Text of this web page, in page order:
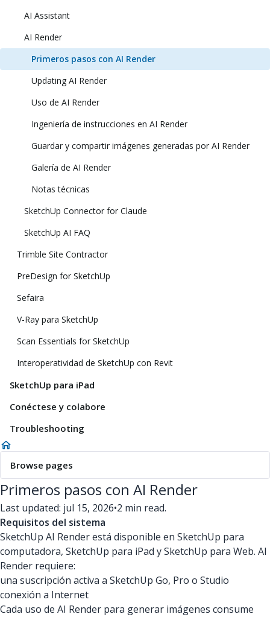
AI Assistant
AI Render
Primeros pasos con AI Render
Updating AI Render
Uso de AI Render
Ingeniería de instrucciones en AI Render
Guardar y compartir imágenes generadas por AI Render
Galería de AI Render
Notas técnicas
SketchUp Connector for Claude
SketchUp AI FAQ
Trimble Site Contractor
PreDesign for SketchUp
Sefaira
V-Ray para SketchUp
Scan Essentials for SketchUp
Interoperatividad de SketchUp con Revit
SketchUp para iPad
Conéctese y colabore
Troubleshooting
Browse pages
Primeros pasos con AI Render
Last updated: jul 15, 2026•2 min read.
Requisitos del sistema
SketchUp AI Render está disponible en SketchUp para
computadora, SketchUp para iPad y SketchUp para Web. AI
Render requiere:
una suscripción activa a SketchUp Go, Pro o Studio
conexión a Internet
Cada uso de AI Render para generar imágenes consume